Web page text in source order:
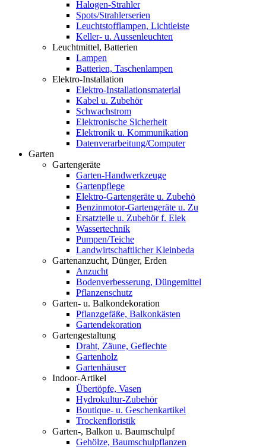
Halogen-Strahler
Spots/Strahlerserien
Leuchtstofflampen, Lichtleiste
Keller- u. Aussenleuchten
Leuchtmittel, Batterien
Lampen
Batterien, Taschenlampen
Elektro-Installation
Elektro-Installationsmaterial
Kabel u. Zubehör
Schwachstrom
Elektronische Sicherheit
Elektronik u. Kommunikation
Datenverarbeitung/Computer
Garten
Gartengeräte
Garten-Handwerkzeuge
Gartenpflege
Elektro-Gartengeräte u. Zubehö
Benzinmotor-Gartengeräte u. Zu
Ersatzteile u. Zubehör f. Elek
Wassertechnik
Pumpen/Teiche
Landwirtschaftlicher Kleinbeda
Gartenanzucht, Dünger, Erden
Anzucht
Bodenverbesserung, Düngemittel
Pflanzenschutz
Garten- u. Balkondekoration
Pflanzgefäße, Balkonkästen
Gartendekoration
Gartengestaltung
Draht, Zäune, Geflechte
Gartenholz
Gartenhäuser
Indoor-Artikel
Übertöpfe, Vasen
Hydrokultur-Zubehör
Boutique- u. Geschenkartikel
Trockenfloristik
Garten-, Balkon u. Baumschulpf
Gehölze, Baumschulpflanzen